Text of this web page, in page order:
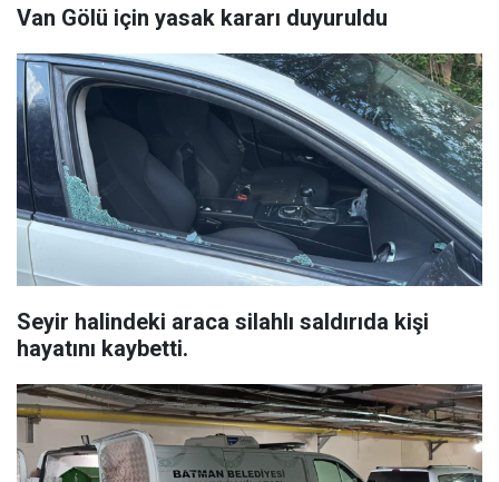
Van Gölü için yasak kararı duyuruldu
Seyir halindeki araca silahlı saldırıda kişi
hayatını kaybetti.